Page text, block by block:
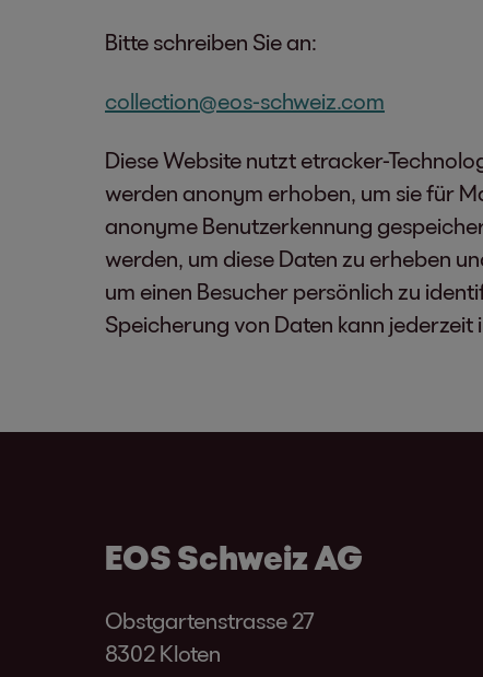
Bitte schreiben Sie an:
collection@eos-schweiz.com
Diese Website nutzt etracker-
werden anonym erhoben, um sie für
anonyme Benutzerkennung
werden, um diese Daten zu erheben
um einen Besucher persönlich zu
Speicherung von Daten kann
EOS Schweiz AG
Obstgartenstrasse 27
8302 Kloten